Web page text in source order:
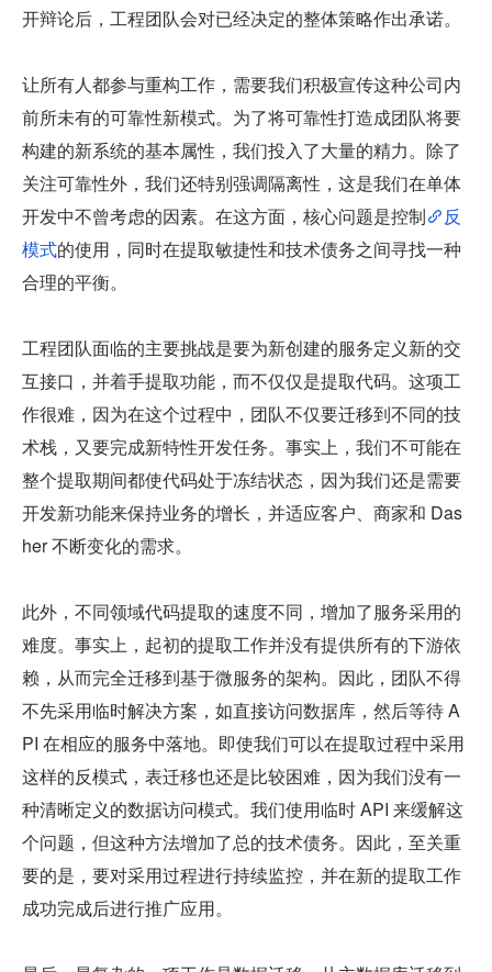
开辩论后，工程团队会对已经决定的整体策略作出承诺。
让所有人都参与重构工作，需要我们积极宣传这种公司内
前所未有的可靠性新模式。为了将可靠性打造成团队将要
构建的新系统的基本属性，我们投入了大量的精力。除了
关注可靠性外，我们还特别强调隔离性，这是我们在单体
开发中不曾考虑的因素。在这方面，核心问题是控制
反
模式的使用，同时在提取敏捷性和技术债务之间寻找一种
合理的平衡。
工程团队面临的主要挑战是要为新创建的服务定义新的交
互接口，并着手提取功能，而不仅仅是提取代码。这项工
作很难，因为在这个过程中，团队不仅要迁移到不同的技
术栈，又要完成新特性开发任务。事实上，我们不可能在
整个提取期间都使代码处于冻结状态，因为我们还是需要
开发新功能来保持业务的增长，并适应客户、商家和 Das
her 不断变化的需求。
此外，不同领域代码提取的速度不同，增加了服务采用的
难度。事实上，起初的提取工作并没有提供所有的下游依
赖，从而完全迁移到基于微服务的架构。因此，团队不得
不先采用临时解决方案，如直接访问数据库，然后等待 A
PI 在相应的服务中落地。即使我们可以在提取过程中采用
这样的反模式，表迁移也还是比较困难，因为我们没有一
种清晰定义的数据访问模式。我们使用临时 API 来缓解这
个问题，但这种方法增加了总的技术债务。因此，至关重
要的是，要对采用过程进行持续监控，并在新的提取工作
成功完成后进行推广应用。